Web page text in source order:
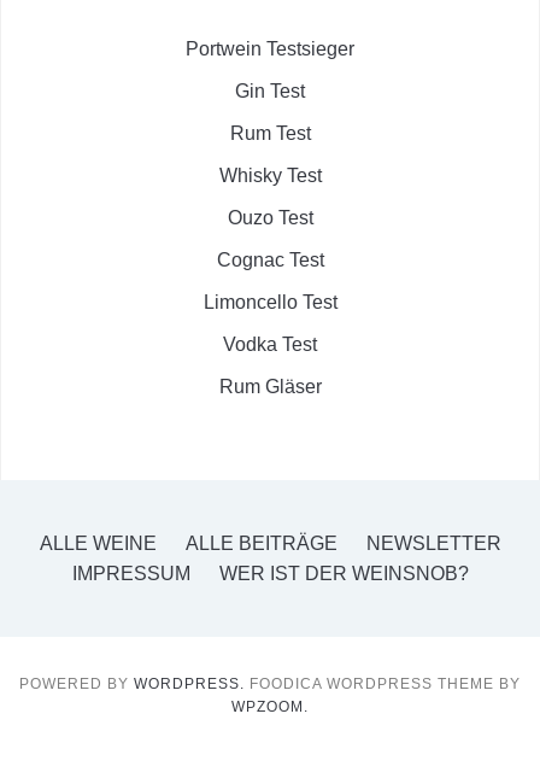
Portwein Testsieger
Gin Test
Rum Test
Whisky Test
Ouzo Test
Cognac Test
Limoncello Test
Vodka Test
Rum Gläser
ALLE WEINE ALLE BEITRÄGE
NEWSLETTER
IMPRESSUM
WER IST DER WEINSNOB?
POWERED BY WORDPRESS. FOODICA WORDPRESS THEME BY
WPZOOM.